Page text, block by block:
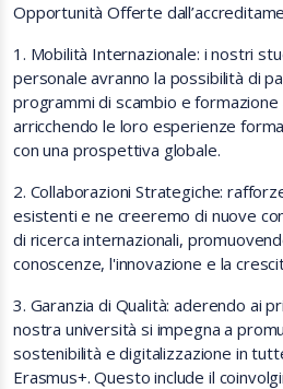
Opportunità Offerte
1. Mobilità Internazionale: i nostri
personale avranno la possibilità di
programmi di scambio e
arricchendo le loro esperienze
con una prospettiva globale.
2. Collaborazioni Strategiche:
esistenti e ne creeremo di nuove
di ricerca internazionali,
conoscenze, l'innovazione e la
3. Garanzia di Qualità: aderendo ai
nostra università si impegna a
sostenibilità e digitalizzazione in
Erasmus+. Questo include il